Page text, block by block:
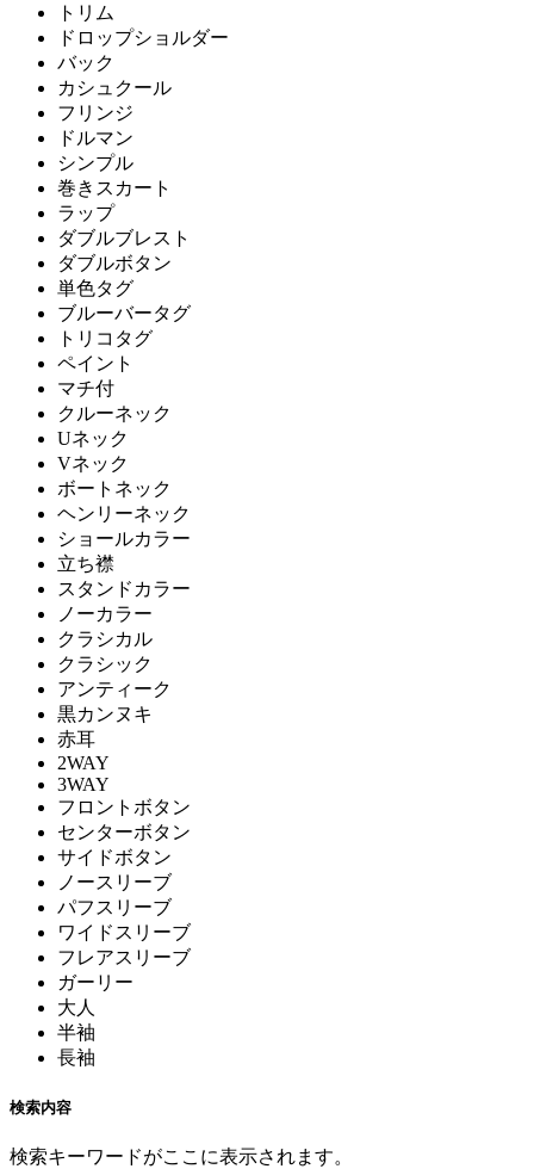
トリム
ドロップショルダー
バック
カシュクール
フリンジ
ドルマン
シンプル
巻きスカート
ラップ
ダブルブレスト
ダブルボタン
単色タグ
ブルーバータグ
トリコタグ
ペイント
マチ付
クルーネック
Uネック
Vネック
ボートネック
ヘンリーネック
ショールカラー
立ち襟
スタンドカラー
ノーカラー
クラシカル
クラシック
アンティーク
黒カンヌキ
赤耳
2WAY
3WAY
フロントボタン
センターボタン
サイドボタン
ノースリーブ
パフスリーブ
ワイドスリーブ
フレアスリーブ
ガーリー
大人
半袖
長袖
検索内容
検索キーワードがここに表示されます。